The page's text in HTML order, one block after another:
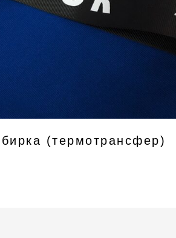
(термотрансфер)